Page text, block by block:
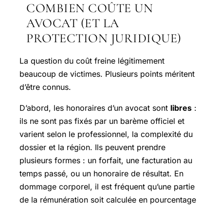
COMBIEN COÛTE UN
AVOCAT (ET LA
PROTECTION JURIDIQUE)
La question du coût freine légitimement
beaucoup de victimes. Plusieurs points méritent
d’être connus.
D’abord, les honoraires d’un avocat sont libres :
ils ne sont pas fixés par un barème officiel et
varient selon le professionnel, la complexité du
dossier et la région. Ils peuvent prendre
plusieurs formes : un forfait, une facturation au
temps passé, ou un honoraire de résultat. En
dommage corporel, il est fréquent qu’une partie
de la rémunération soit calculée en pourcentage